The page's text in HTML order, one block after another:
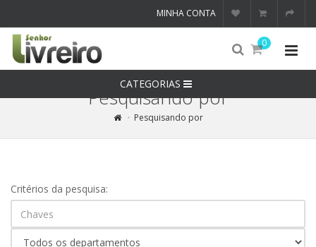
MINHA CONTA
0
CATEGORIAS
Pesquisando por
Pesquisando por
Critérios da pesquisa: